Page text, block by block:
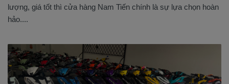
lượng, giá tốt thì cửa hàng Nam Tiến chính là sự lựa chọn hoàn
hảo....